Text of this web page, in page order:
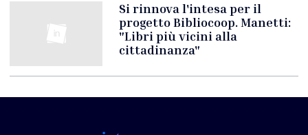
Si rinnova l'intesa per il
progetto Bibliocoop. Manetti:
"Libri più vicini alla
cittadinanza"